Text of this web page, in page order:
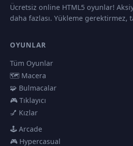
Ücretsiz online HTML5 oyunlar!
daha fazlası. Yükleme gerektirmez,
OYUNLAR
Tüm Oyunlar
🗺️ Macera
🧩 Bulmacalar
🎮 Tıklayıcı
💅 Kızlar
🕹️ Arcade
🎮 Hypercasual